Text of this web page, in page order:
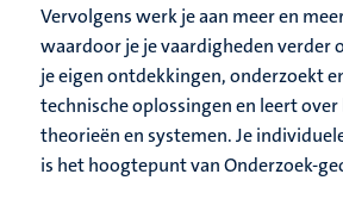
Vervolgens werk je aan meer en
waardoor je je vaardigheden verder
je eigen ontdekkingen, onderzoekt
technische oplossingen en leert
theorieën en systemen. Je
is het hoogtepunt van Onderzoek-